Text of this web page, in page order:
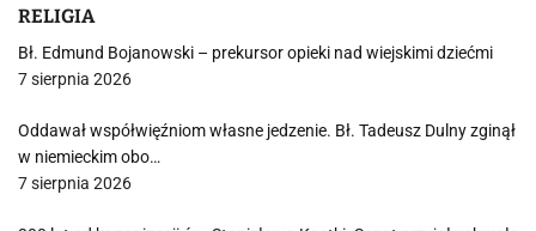
RELIGIA
Bł. Edmund Bojanowski – prekursor opieki nad wiejskimi dziećmi
7 sierpnia 2026
Oddawał współwięźniom własne jedzenie. Bł. Tadeusz Dulny zginął
w niemieckim obo…
7 sierpnia 2026